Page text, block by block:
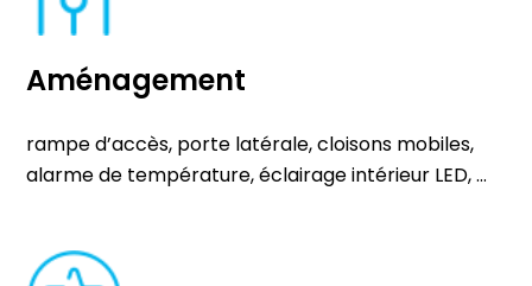
Aménagement
rampe d’accès, porte latérale, cloisons mobiles,
alarme de température, éclairage intérieur LED, …